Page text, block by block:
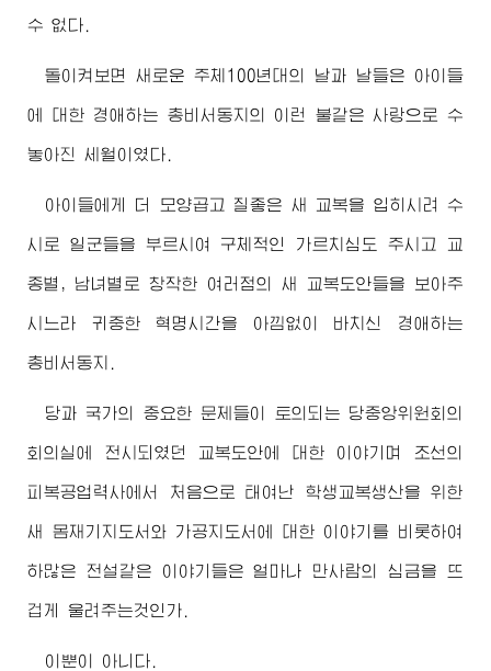
수 없다.
돌이켜보면 새로운 주체100년대의 날과 날들은 아이들
에 대한 경애하는 총비서동지 의 이런 불같은 사랑으로 수
놓아진 세월이였다.
아이들에게 더 모양곱고 질좋은 새 교복을 입히시려 수
시로 일군들을 부르시여 구체적인 가르치심도 주시고 교
종별, 남녀별로 창작한 여러점의 새 교복도안들을 보아주
시느라 귀중한 혁명시간을 아낌없이 바치신 경애하는
총비서동지
당과 국가의 중요한 문제들이 토의되는 당중앙위원회의
회의실에 전시되였던 교복도안에 대한 이야기며 조선의
피복공업력사에서 처음으로 태여난 학생교복생산을 위한
새 몸재기지도서와 가공지도서에 대한 이야기를 비롯하여
하많은 전설같은 이야기들은 얼마나 만사람의 심금을 뜨
겁게 울려주는것인가.
이뿐이 아니다.